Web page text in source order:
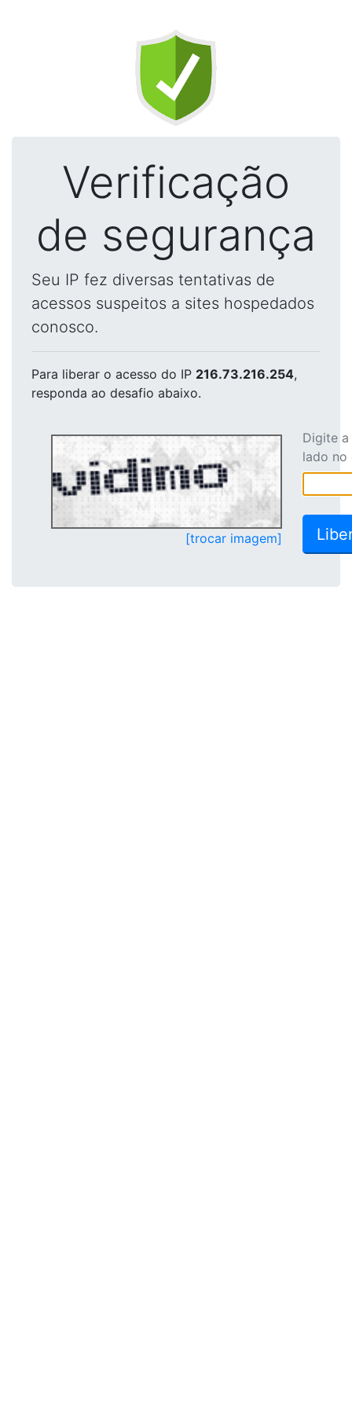
Verificação
de segurança
Seu IP fez diversas tentativas de
acessos suspeitos a sites hospedados
conosco.
Para liberar o acesso do IP 216.73.216.254,
responda ao desafio abaixo.
[trocar imagem]
Digite
lado no